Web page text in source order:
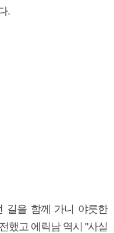
.
길을 함께 가니 야릇한
했고 에릭남 역시 "사실